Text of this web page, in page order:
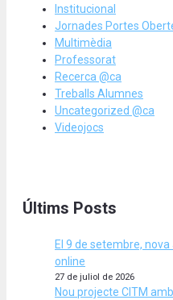
Institucional
Jornades Portes
Multimèdia
Professorat
Recerca @ca
Treballs Alumnes
Uncategorized @ca
Videojocs
Últims Posts
El 9 de setembre,
online
27 de juliol de 2026
Nou projecte CITM